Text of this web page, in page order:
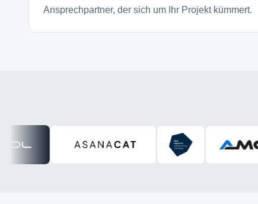
Ansprechpartner, der sich um Ihr Projekt kümmert.